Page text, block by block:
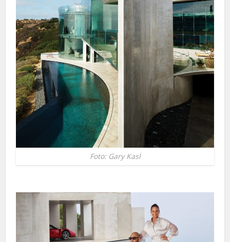
Foto: Gary Kasl